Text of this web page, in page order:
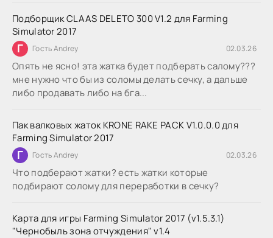
Подборщик CLAAS DELETO 300 V1.2 для Farming
Simulator 2017
Г Гость Andrey 02.03.26
Опять не ясно! эта жатка будет подберать салому???
мне нужно что бы из соломы делать сечку, а дальше
либо продавать либо на бга...
Пак валковых жаток KRONE RAKE PACK V1.0.0.0 для
Farming Simulator 2017
Г Гость Andrey 02.03.26
Что подберают жатки? есть жатки которые
подбирают солому для переработки в сечку?
Карта для игры Farming Simulator 2017 (v1.5.3.1)
"Чернобыль зона отчуждения" v1.4